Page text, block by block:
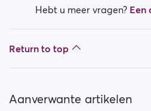
Hebt u meer vragen? Een
Return to top
Aanverwante artikelen